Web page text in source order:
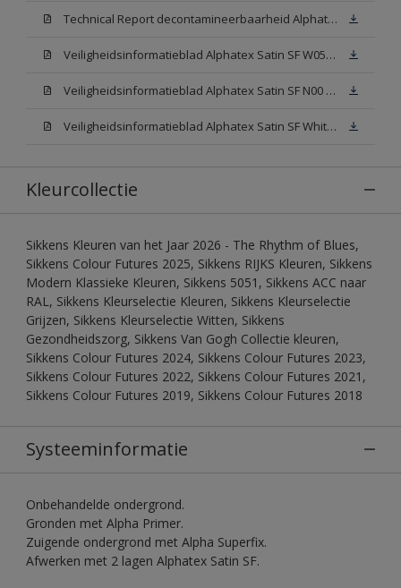
Technical Report decontamineerbaarheid Alphatex Satin SF
Veiligheidsinformatieblad Alphatex Satin SF W05 (MSDS)
Veiligheidsinformatieblad Alphatex Satin SF N00 (MSDS)
Veiligheidsinformatieblad Alphatex Satin SF White (MSDS)
Kleurcollectie
Sikkens Kleuren van het Jaar 2026 - The Rhythm of Blues,
Sikkens Colour Futures 2025, Sikkens RIJKS Kleuren, Sikkens
Modern Klassieke Kleuren, Sikkens 5051, Sikkens ACC naar
RAL, Sikkens Kleurselectie Kleuren, Sikkens Kleurselectie
Grijzen, Sikkens Kleurselectie Witten, Sikkens
Gezondheidszorg, Sikkens Van Gogh Collectie kleuren,
Sikkens Colour Futures 2024, Sikkens Colour Futures 2023,
Sikkens Colour Futures 2022, Sikkens Colour Futures 2021,
Sikkens Colour Futures 2019, Sikkens Colour Futures 2018
Systeeminformatie
Onbehandelde ondergrond.
Gronden met Alpha Primer.
Zuigende ondergrond met Alpha Superfix.
Afwerken met 2 lagen Alphatex Satin SF.